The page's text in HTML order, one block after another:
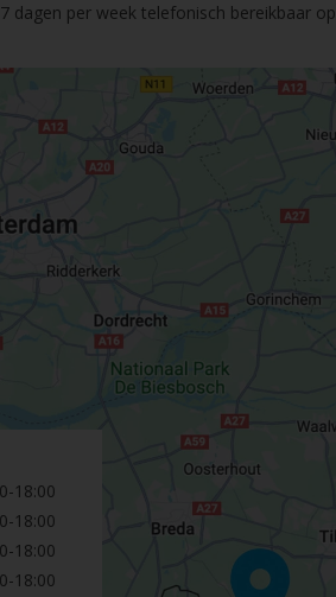
dagen per week telefonisch bereikbaar op
18:00
18:00
18:00
18:00